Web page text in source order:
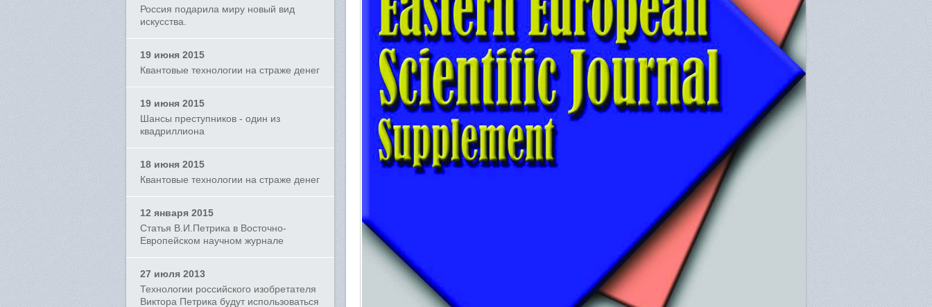
Россия подарила миру новый вид
искусства.
19 июня 2015
Квантовые технологии на страже денег
19 июня 2015
Шансы преступников - один из
квадриллиона
18 июня 2015
Квантовые технологии на страже денег
12 января 2015
Статья В.И.Петрика в Восточно-
Европейском научном журнале
27 июля 2013
Технологии российского изобретателя
Виктора Петрика будут использоваться